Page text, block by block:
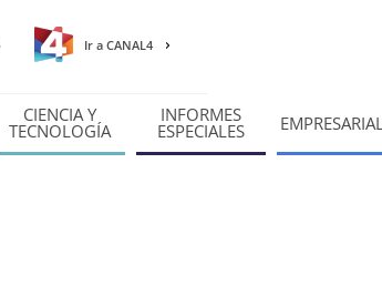
Ir a CANAL4
CIENCIA Y
TECNOLOGÍA
INFORMES
ESPECIALES